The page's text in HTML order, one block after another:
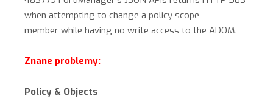
when attempting to change a policy scope
member while having no write access to the ADOM.
Znane problemy:
Policy & Objects